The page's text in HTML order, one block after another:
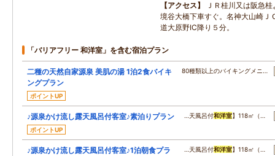
アクセス
ＪＲ桂川又は阪急
境谷大橋下車すぐ。名神大山崎Ｊ
道大原野IC降り５分。
「バリアフリー 和洋室」を含む宿泊プラン
二種の天然自家源泉 美肌の湯 1泊2食バイキ
ングプラン
ポイントUP
80種類以上のバイキングメニ…
♪源泉かけ流し露天風呂付客室♪素泊りプラン
ポイントUP
…天風呂付和洋室】118㎡（…
♪源泉かけ流し露天風呂付客室♪1泊朝食プラ
…天風呂付和洋室】118㎡（…